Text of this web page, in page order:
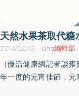
天然水果茶取代
2014/02/13 Uho編輯部
（優活健康網記者談
年一度的元宵佳節，元